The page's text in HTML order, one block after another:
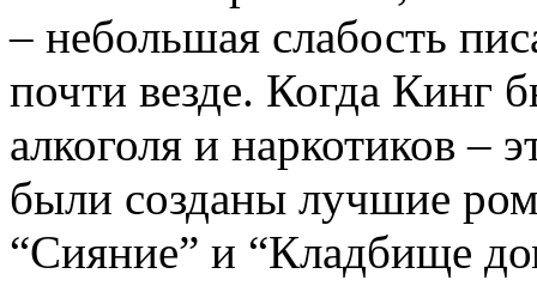
– небольшая слабость
почти везде. Когда Кинг
алкоголя и наркотиков –
были созданы лучшие
“Сияние” и “Кладбище